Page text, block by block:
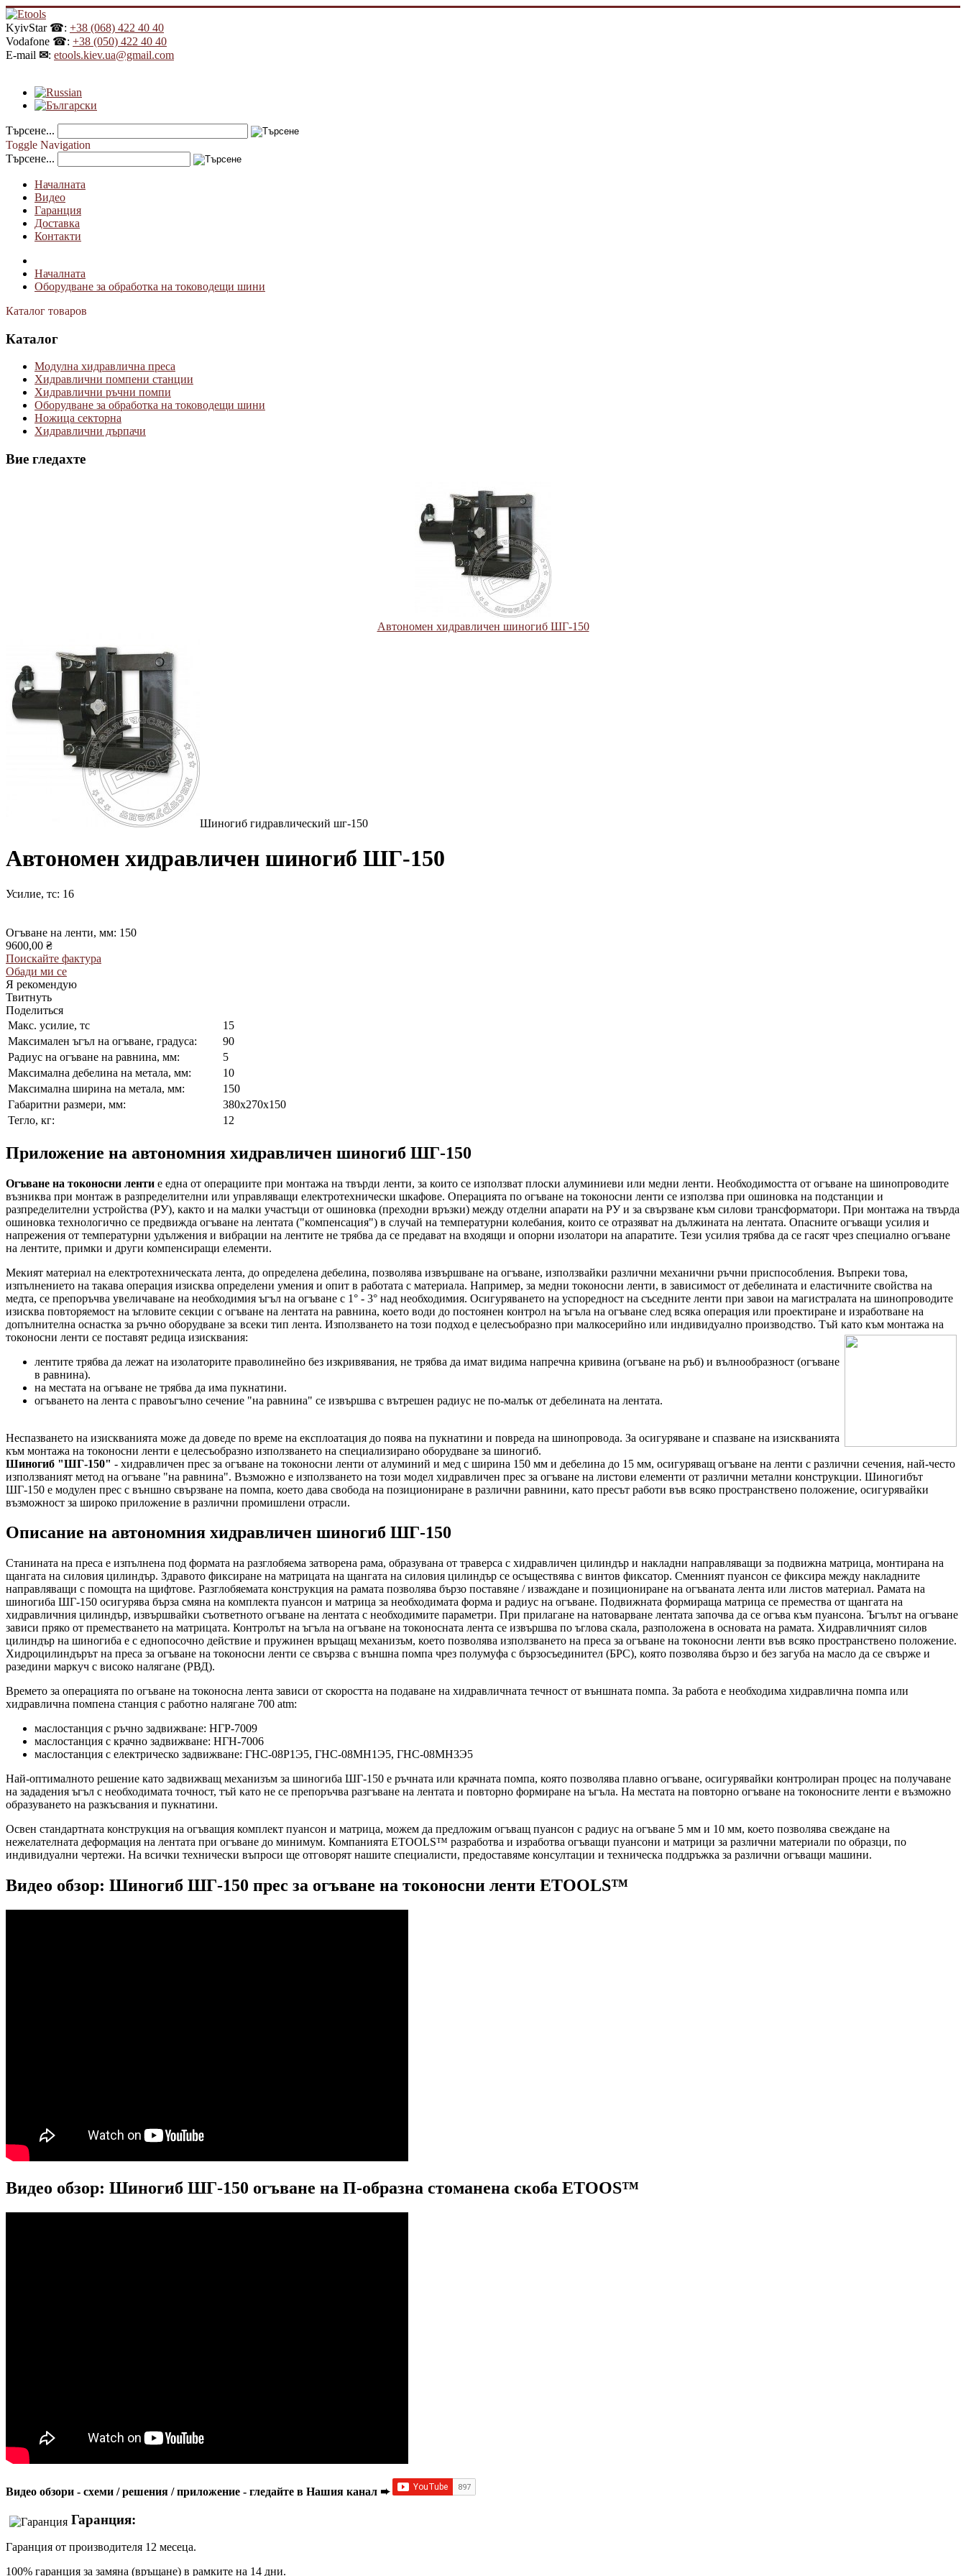
KyivStar ☎: +38 (068) 422 40 40
Vodafone ☎: +38 (050) 422 40 40
E-mail ✉: etools.kiev.ua@gmail.com
Търсене...
Toggle Navigation
Търсене...
Началната
Видео
Гаранция
Доставка
Контакти
Началната
Оборудване за обработка на тоководещи шини
Каталог товаров
Каталог
Модулна хидравлична преса
Хидравлични помпени станции
Хидравлични ръчни помпи
Оборудване за обработка на тоководещи шини
Ножица секторна
Хидравлични дърпачи
Вие гледахте
Автономен хидравличен шиногиб ШГ-150
Шиногиб гидравлический шг-150
Автономен хидравличен шиногиб ШГ-150
Усилие, тс: 16
Огъване на ленти, мм: 150
9600,00 ₴
Поискайте фактура
Обади ми се
Я рекомендую
Твитнуть
Поделиться
Макс. усилие, тс
15
Максимален ъгъл на огъване, градуса:
90
Радиус на огъване на равнина, мм:
5
Максимална дебелина на метала, мм:
10
Максимална ширина на метала, мм:
150
Габаритни размери, мм:
380х270х150
Тегло, кг:
12
Приложение на автономния хидравличен шиногиб ШГ-150
Огъване на токоносни ленти е една от операциите при монтажа на твърди ленти, за които се използват плоски алуминиеви или медни ленти. Необходимостта от огъване на шинопроводите
възниква при монтаж в разпределителни или управляващи електротехнически шкафове. Операцията по огъване на токоносни ленти се използва при ошиновка на подстанции и
разпределителни устройства (РУ), както и на малки участъци от ошиновка (преходни връзки) между отделни апарати на РУ и за свързване към силови трансформатори. При монтажа на твърда
ошиновка технологично се предвижда огъване на лентата ("компенсация") в случай на температурни колебания, които се отразяват на дължината на лентата. Опасните огъващи усилия и
напрежения от температурни удължения и вибрации на лентите не трябва да се предават на входящи и опорни изолатори на апаратите. Тези усилия трябва да се гасят чрез специално огъване
на лентите, примки и други компенсиращи елементи.
Мекият материал на електротехническата лента, до определена дебелина, позволява извършване на огъване, използвайки различни механични ръчни приспособления. Въпреки това,
изпълнението на такава операция изисква определени умения и опит в работата с материала. Например, за медни токоносни ленти, в зависимост от дебелината и еластичните свойства на
медта, се препоръчва увеличаване на необходимия ъгъл на огъване с 1° - 3° над необходимия. Осигуряването на успоредност на съседните ленти при завои на магистралата на шинопроводите
изисква повторяемост на ъгловите секции с огъване на лентата на равнина, което води до постоянен контрол на ъгъла на огъване след всяка операция или проектиране и изработване на
допълнителна оснастка за ръчно оборудване за всеки тип лента. Използването на този подход е целесъобразно при малкосерийно или индивидуално производство. Тъй като към монтажа на
токоносни ленти се поставят редица изисквания:
лентите трябва да лежат на изолаторите праволинейно без изкривявания, не трябва да имат видима напречна кривина (огъване на ръб) и вълнообразност (огъване
в равнина).
на местата на огъване не трябва да има пукнатини.
огъването на лента с правоъгълно сечение "на равнина" се извършва с вътрешен радиус не по-малък от дебелината на лентата.
Неспазването на изискванията може да доведе по време на експлоатация до поява на пукнатини и повреда на шинопровода. За осигуряване и спазване на изискванията
към монтажа на токоносни ленти е целесъобразно използването на специализирано оборудване за шиногиб.
Шиногиб "ШГ-150" - хидравличен прес за огъване на токоносни ленти от алуминий и мед с ширина 150 мм и дебелина до 15 мм, осигуряващ огъване на ленти с различни сечения, най-често
използваният метод на огъване "на равнина". Възможно е използването на този модел хидравличен прес за огъване на листови елементи от различни метални конструкции. Шиногибът
ШГ-150 е модулен прес с външно свързване на помпа, което дава свобода на позициониране в различни равнини, като пресът работи във всяко пространствено положение, осигурявайки
възможност за широко приложение в различни промишлени отрасли.
Описание на автономния хидравличен шиногиб ШГ-150
Станината на преса е изпълнена под формата на разглобяема затворена рама, образувана от траверса с хидравличен цилиндър и накладни направляващи за подвижна матрица, монтирана на
щангата на силовия цилиндър. Здравото фиксиране на матрицата на щангата на силовия цилиндър се осъществява с винтов фиксатор. Сменният пуансон се фиксира между накладните
направляващи с помощта на щифтове. Разглобяемата конструкция на рамата позволява бързо поставяне / изваждане и позициониране на огъваната лента или листов материал. Рамата на
шиногиба ШГ-150 осигурява бърза смяна на комплекта пуансон и матрица за необходимата форма и радиус на огъване. Подвижната формираща матрица се премества от щангата на
хидравличния цилиндър, извършвайки съответното огъване на лентата с необходимите параметри. При прилагане на натоварване лентата започва да се огъва към пуансона. Ъгълът на огъване
зависи пряко от преместването на матрицата. Контролът на ъгъла на огъване на токоносната лента се извършва по ъглова скала, разположена в основата на рамата. Хидравличният силов
цилиндър на шиногиба е с еднопосочно действие и пружинен връщащ механизъм, което позволява използването на преса за огъване на токоносни ленти във всяко пространствено положение.
Хидроцилиндърът на преса за огъване на токоносни ленти се свързва с външна помпа чрез полумуфа с бързосъединител (БРС), която позволява бързо и без загуба на масло да се свърже и
разедини маркуч с високо налягане (РВД).
Времето за операцията по огъване на токоносна лента зависи от скоростта на подаване на хидравличната течност от външната помпа. За работа е необходима хидравлична помпа или
хидравлична помпена станция с работно налягане 700 atm:
маслостанция с ръчно задвижване: НГР-7009
маслостанция с крачно задвижване: НГН-7006
маслостанция с електрическо задвижване: ГНС-08Р1Э5, ГНС-08МН1Э5, ГНС-08МН3Э5
Най-оптималното решение като задвижващ механизъм за шиногиба ШГ-150 е ръчната или крачната помпа, която позволява плавно огъване, осигурявайки контролиран процес на получаване
на зададения ъгъл с необходимата точност, тъй като не се препоръчва разгъване на лентата и повторно формиране на ъгъла. На местата на повторно огъване на токоносните ленти е възможно
образуването на разкъсвания и пукнатини.
Освен стандартната конструкция на огъващия комплект пуансон и матрица, можем да предложим огъващ пуансон с радиус на огъване 5 мм и 10 мм, което позволява свеждане на
нежелателната деформация на лентата при огъване до минимум. Компанията ETOOLS™ разработва и изработва огъващи пуансони и матрици за различни материали по образци, по
индивидуални чертежи. На всички технически въпроси ще отговорят нашите специалисти, предоставяме консултации и техническа поддръжка за различни огъващи машини.
Видео обзор: Шиногиб ШГ-150 прес за огъване на токоносни ленти ETOOLS™
Видео обзор: Шиногиб ШГ-150 огъване на П-образна стоманена скоба ETOOS™
Видео обзори - схеми / решения / приложение - гледайте в Нашия канал ➨
Гаранция:
Гаранция от производителя 12 месеца.
100% гаранция за замяна (връщане) в рамките на 14 дни.